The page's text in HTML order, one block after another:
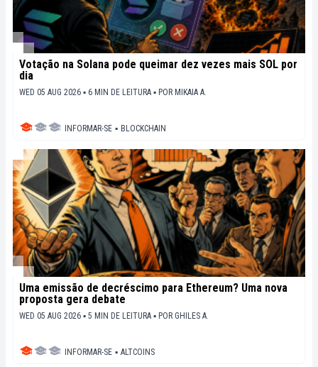
Votação na Solana pode queimar dez vezes mais SOL por
dia
WED 05 AUG 2026 ▪ 6 MIN DE LEITURA ▪ POR MIKAIA A.
INFORMAR-SE ▪ BLOCKCHAIN
Uma emissão de decréscimo para Ethereum? Uma nova
proposta gera debate
WED 05 AUG 2026 ▪ 5 MIN DE LEITURA ▪ POR GHILES A.
INFORMAR-SE ▪ ALTCOINS